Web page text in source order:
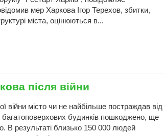
мер Харкова Ігор Терехов, збитки,
міста, оцінюються в...
після війни
війни місто чи не найбільше постраждав від
багатоповерхових будинків пошкоджено, ще
В результаті близько 150 000 людей